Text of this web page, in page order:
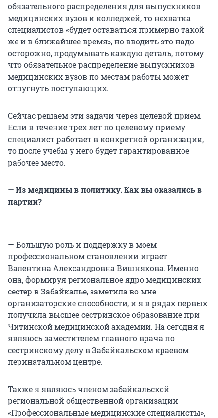
обязательного распределения для выпускников
медицинских вузов и колледжей, то нехватка
специалистов «будет оставаться примерно такой
же и в ближайшее время», но вводить это надо
осторожно, продумывать каждую деталь, потому
что обязательное распределение выпускников
медицинских вузов по местам работы может
отпугнуть поступающих.
Сейчас решаем эти задачи через целевой прием.
Если в течение трех лет по целевому приему
специалист работает в конкретной организации,
то после учебы у него будет гарантированное
рабочее место.
— Из медицины в политику. Как вы оказались в
партии?
— Большую роль и поддержку в моем
профессиональном становлении играет
Валентина Александровна Вишнякова. Именно
она, формируя региональное ядро медицинских
сестер в Забайкалье, заметила во мне
организаторские способности, и я в рядах первых
получила высшее сестринское образование при
Читинской медицинской академии. На сегодня я
являюсь заместителем главного врача по
сестринскому делу в Забайкальском краевом
перинатальном центре.
Также я являюсь членом забайкальской
региональной общественной организации
«Профессиональные медицинские специалисты»,